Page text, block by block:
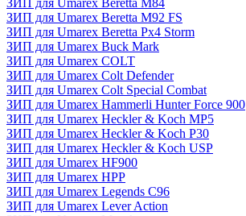
ЗИП для Umarex Beretta M84
ЗИП для Umarex Beretta M92 FS
ЗИП для Umarex Beretta Px4 Storm
ЗИП для Umarex Buck Mark
ЗИП для Umarex COLT
ЗИП для Umarex Colt Defender
ЗИП для Umarex Colt Special Combat
ЗИП для Umarex Hammerli Hunter Force 900
ЗИП для Umarex Heckler & Koch MP5
ЗИП для Umarex Heckler & Koch P30
ЗИП для Umarex Heckler & Koch USP
ЗИП для Umarex HF900
ЗИП для Umarex HPP
ЗИП для Umarex Legends C96
ЗИП для Umarex Lever Action